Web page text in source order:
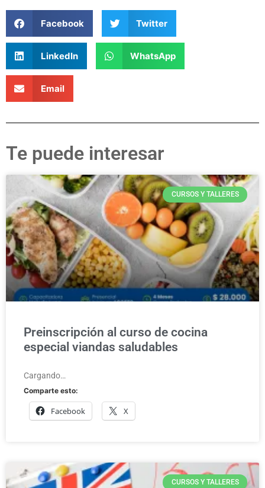
Facebook Twitter
LinkedIn WhatsApp
Email
Te puede interesar
CURSOS Y TALLERES
Preinscripción al curso de cocina
especial viandas saludables
Cargando…
Comparte esto:
Facebook X
CURSOS Y TALLERES